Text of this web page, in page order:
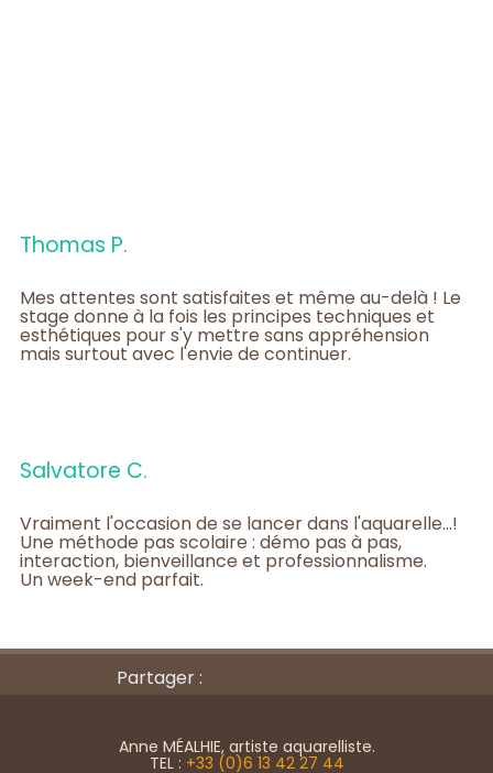
Thomas P.
Mes attentes sont satisfaites et même au-delà ! Le
stage donne à la fois les principes techniques et
esthétiques pour s'y mettre sans appréhension
mais surtout avec l'envie de continuer.
Salvatore C.
Vraiment l'occasion de se lancer dans l'aquarelle…!
Une méthode pas scolaire : démo pas à pas,
interaction, bienveillance et professionnalisme.
Un week-end parfait.
Partager :
Anne MÉALHIE, artiste aquarelliste.
TEL : +33 (0)6 13 42 27 44